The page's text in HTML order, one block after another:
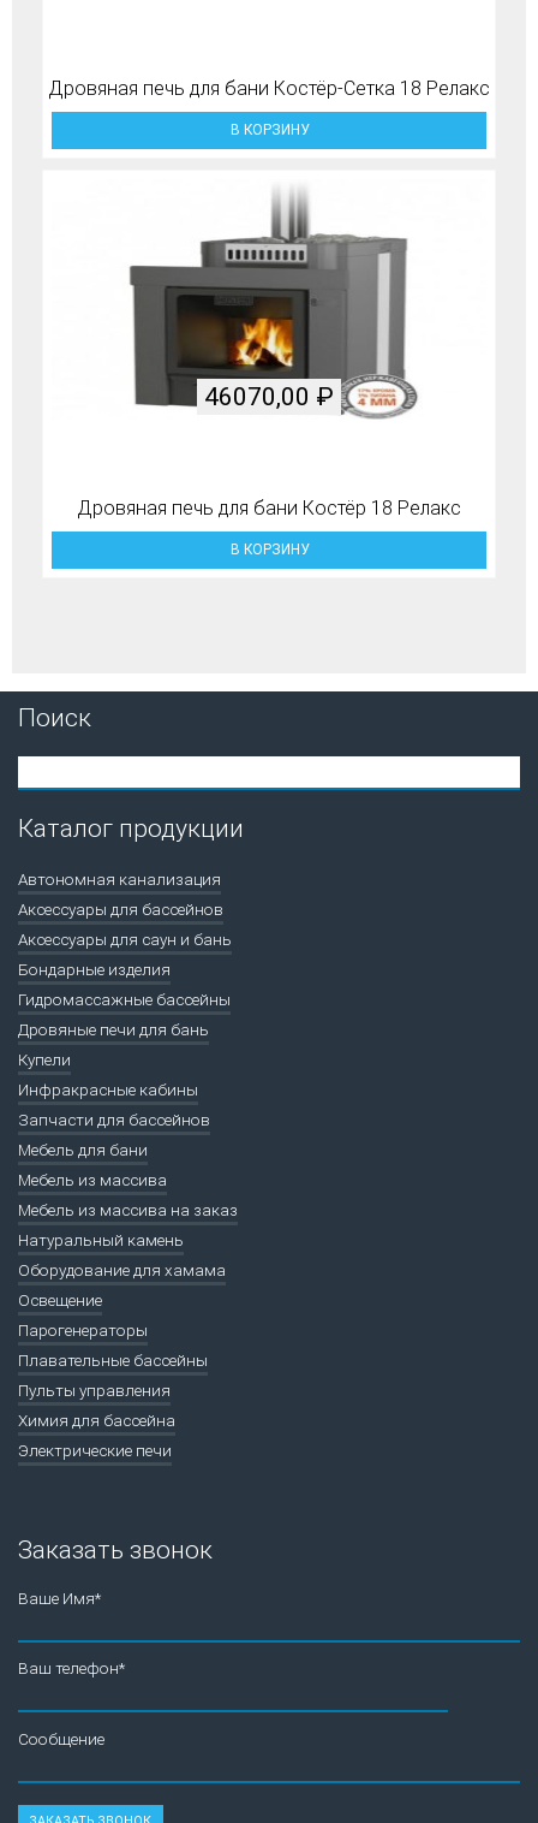
Дровяная печь для бани Костёр-Сетка 18 Релакс
В КОРЗИНУ
Дровяная печь для бани Костёр 18 Релакс
46070,00 ₽
В КОРЗИНУ
Поиск
Каталог продукции
Автономная канализация
Аксессуары для бассейнов
Аксессуары для саун и бань
Бондарные изделия
Гидромассажные бассейны
Дровяные печи для бань
Купели
Инфракрасные кабины
Запчасти для бассейнов
Мебель для бани
Мебель из массива
Мебель из массива на заказ
Натуральный камень
Оборудование для хамама
Освещение
Парогенераторы
Плавательные бассейны
Пульты управления
Химия для бассейна
Электрические печи
Заказать звонок
Ваше Имя*
Ваш телефон*
Сообщение